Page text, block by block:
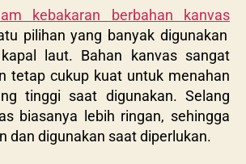
kebakaran berbahan kanvas
pilihan yang banyak digunakan
laut. Bahan kanvas sangat
tetap cukup kuat untuk menahan
tinggi saat digunakan. Selang
biasanya lebih ringan, sehingga
dan digunakan saat diperlukan.